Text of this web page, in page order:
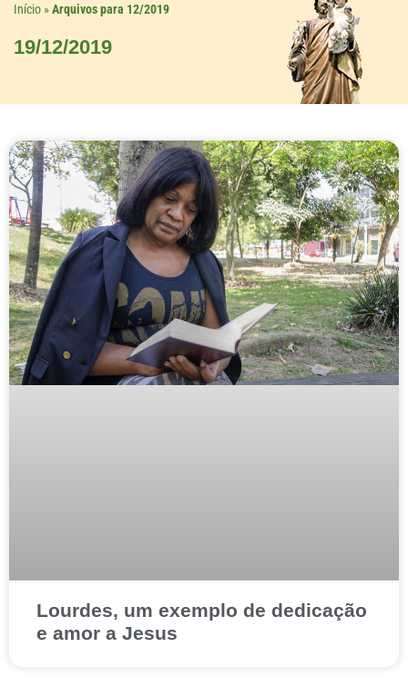
Início »Arquivos para 12/2019
19/12/2019
Lourdes, um exemplo de dedicação
e amor a Jesus